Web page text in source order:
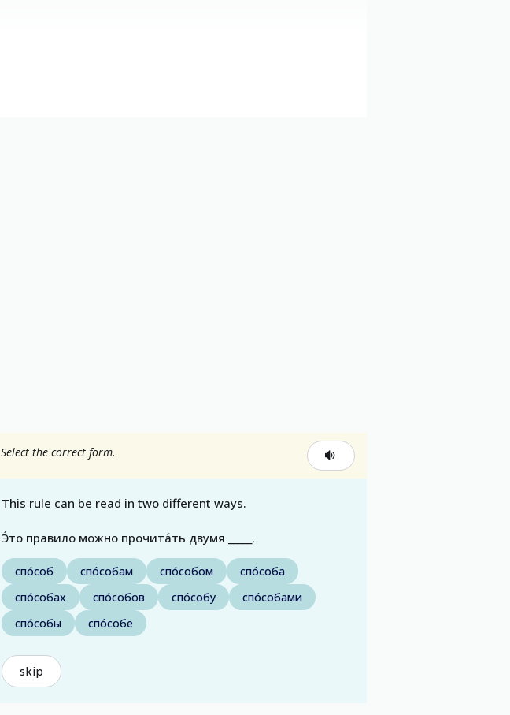
Select the correct form.
This rule can be read in two different ways.
Э́то правило можно прочита́ть двумя _____.
спо́соб спо́собам спо́собом
спо́соба
спо́собах
спо́собов спо́собу
спо́собами
спо́собы
спо́собе
skip